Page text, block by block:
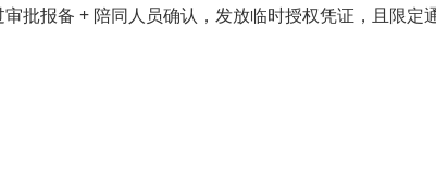
批报备 + 陪同人员确认，发放临时授权凭证，且限定